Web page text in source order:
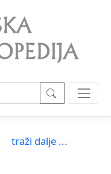
traži dalje ...